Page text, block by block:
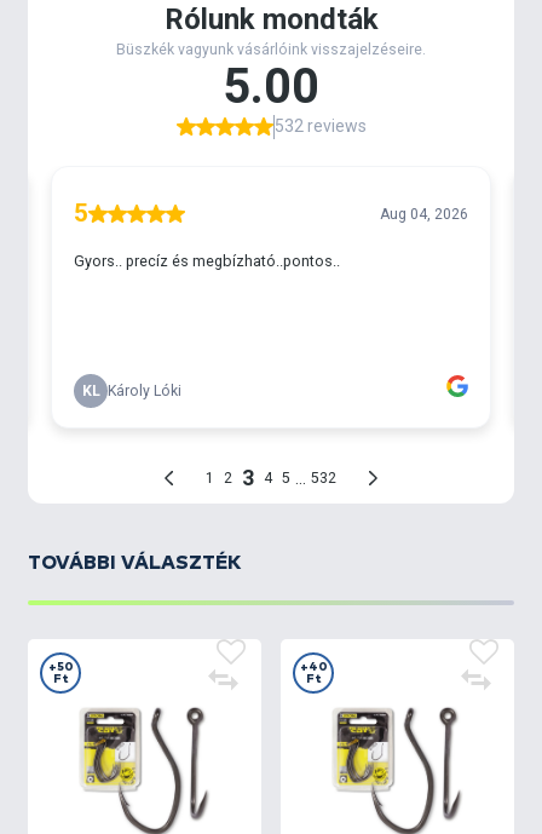
TOVÁBBI VÁLASZTÉK
+50
Ft
+40
Ft